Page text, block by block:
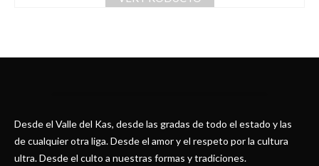
Desde el Valle del Kas, desde las gradas de todo el estado y las
de cualquier otra liga. Desde el amor y el respeto por la cultura
ultra. Desde el culto a nuestras formas y tradiciones.